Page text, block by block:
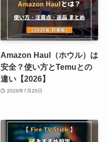
Amazon Haul（ホウル）は
安全？使い方とTemuとの
違い【2026】
2026年7月20日